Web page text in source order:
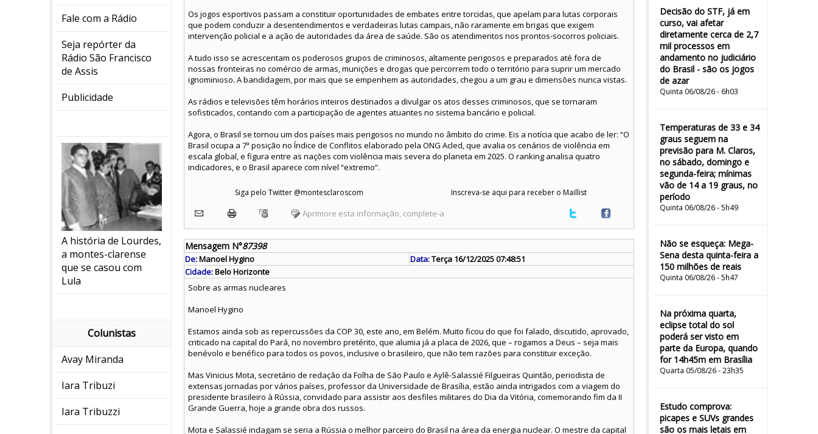
Fale com a Rádio
Seja repórter da
Rádio São Francisco
de Assis
Publicidade
A história de Lourdes,
a montes-clarense
que se casou com
Lula
Colunistas
Avay Miranda
Iara Tribuzi
Iara Tribuzzi
Decisão do STF, já em
curso, vai afetar
diretamente cerca de 2,7
mil processos em
andamento no judiciário
do Brasil - são os jogos
de azar
Quinta 06/08/26 - 6h03
Temperaturas de 33 e 34
graus seguem na
previsão para M. Claros,
no sábado, domingo e
segunda-feira; mínimas
vão de 14 a 19 graus, no
período
Quinta 06/08/26 - 5h49
Não se esqueça: Mega-
Sena desta quinta-feira a
150 milhões de reais
Quinta 06/08/26 - 5h47
Na próxima quarta,
eclipse total do sol
poderá ser visto em
parte da Europa, quando
for 14h45m em Brasília
Quarta 05/08/26 - 23h35
Estudo comprova:
picapes e SUVs grandes
são os mais letais em
Os jogos esportivos passam a constituir oportunidades de embates entre torcidas, que apelam para lutas corporais
que podem conduzir a desentendimentos e verdadeiras lutas campais, não raramente em brigas que exigem
intervenção policial e a ação de autoridades da área de saúde. São os atendimentos nos prontos-socorros policiais.
A tudo isso se acrescentam os poderosos grupos de criminosos, altamente perigosos e preparados até fora de
nossas fronteiras no comércio de armas, munições e drogas que percorrem todo o território para suprir um mercado
ignominioso. A bandidagem, por mais que se empenhem as autoridades, chegou a um grau e dimensões nunca vistas.
As rádios e televisões têm horários inteiros destinados a divulgar os atos desses criminosos, que se tornaram
sofisticados, contando com a participação de agentes atuantes no sistema bancário e policial.
Agora, o Brasil se tornou um dos países mais perigosos no mundo no âmbito do crime. Eis a notícia que acabo de ler: “O
Brasil ocupa a 7ª posição no Índice de Conflitos elaborado pela ONG Acled, que avalia os cenários de violência em
escala global, e figura entre as nações com violência mais severa do planeta em 2025. O ranking analisa quatro
indicadores, e o Brasil aparece com nível “extremo”.
Siga pelo Twitter @montesclaroscom Inscreva-se aqui para receber o Maillist
Aprimore esta informação, complete-a
Mensagem N°87398
De:Manoel Hygino Data:Terça 16/12/2025 07:48:51
Cidade:Belo Horizonte
Sobre as armas nucleares
Manoel Hygino
Estamos ainda sob as repercussões da COP 30, este ano, em Belém. Muito ficou do que foi falado, discutido, aprovado,
criticado na capital do Pará, no novembro pretérito, que alumia já a placa de 2026, que – rogamos a Deus – seja mais
benévolo e benéfico para todos os povos, inclusive o brasileiro, que não tem razões para constituir exceção.
Mas Vinicius Mota, secretário de redação da Folha de São Paulo e Aylê-Salassié Filgueiras Quintão, periodista de
extensas jornadas por vários países, professor da Universidade de Brasília, estão ainda intrigados com a viagem do
presidente brasileiro à Rússia, convidado para assistir aos desfiles militares do Dia da Vitória, comemorando fim da II
Grande Guerra, hoje a grande obra dos russos.
Mota e Salassié indagam se seria a Rússia o melhor parceiro do Brasil na área da energia nuclear. O mestre da capital